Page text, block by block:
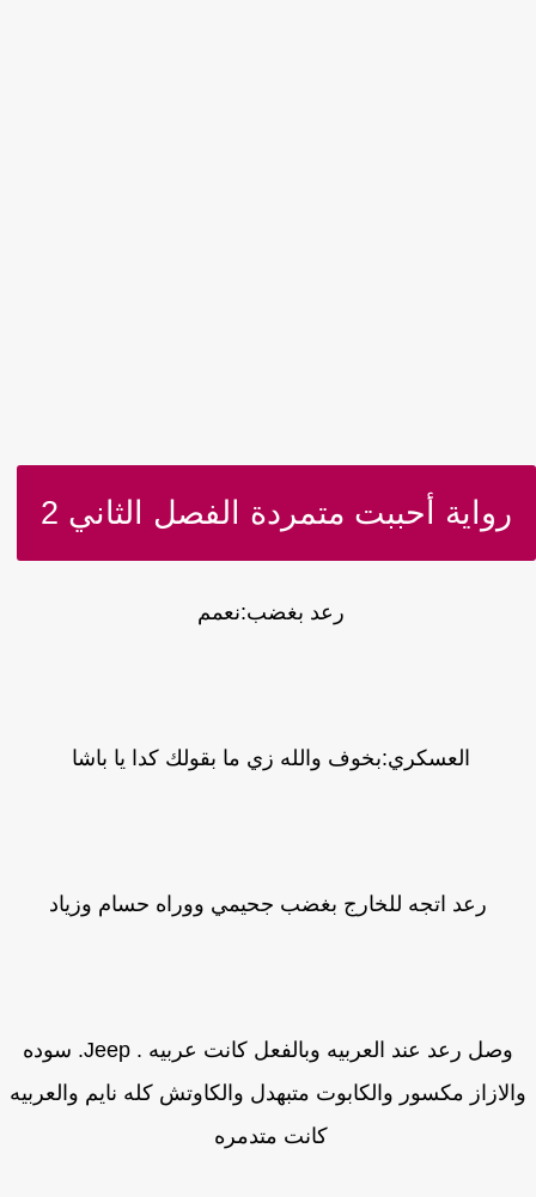
رواية أحببت متمردة الفصل الثاني 2
رعد بغضب:نعمم
العسكري:بخوف والله زي ما بقولك كدا يا باشا
رعد اتجه للخارج بغضب جحيمي ووراه حسام وزياد
وصل رعد عند العربيه وبالفعل كانت عربيه . Jeep. سوده
مكسور والكابوت متبهدل والكاوتش كله نايم والعربيه
كانت متدمره